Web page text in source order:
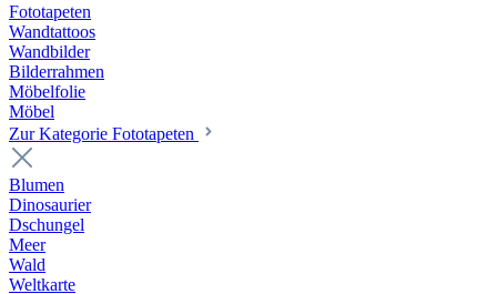
Fototapeten
Wandtattoos
Wandbilder
Bilderrahmen
Möbelfolie
Möbel
Zur Kategorie Fototapeten
Blumen
Dinosaurier
Dschungel
Meer
Wald
Weltkarte